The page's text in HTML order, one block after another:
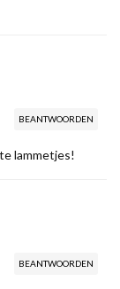
BEANTWOORDEN
lammetjes!
BEANTWOORDEN